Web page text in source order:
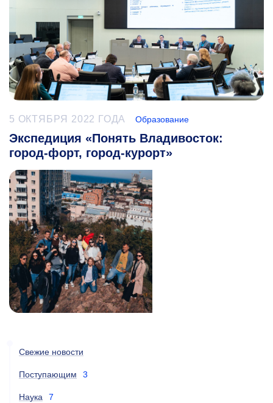
5 ОКТЯБРЯ 2022 ГОДА Образование
Экспедиция «Понять Владивосток:
город-форт, город-курорт»
Свежие новости
Поступающим 3
Наука 7